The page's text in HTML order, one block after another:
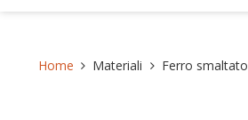
Home Materiali Ferro